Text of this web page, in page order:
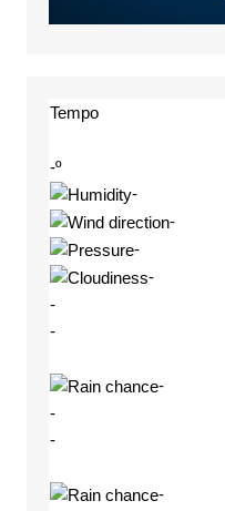
Tempo
-º
-
-
-
-
-
-
-
-
-
-